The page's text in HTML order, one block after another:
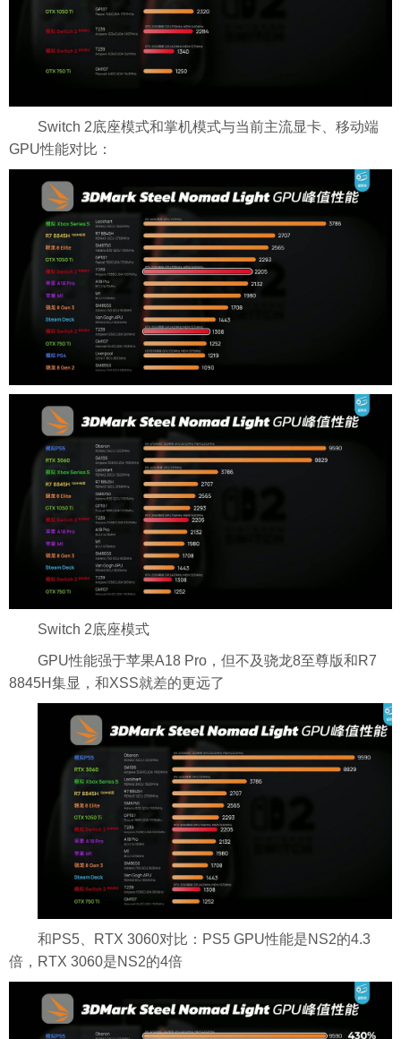
Switch 2底座模式和掌机模式与当前主流显卡、移动端
GPU性能对比：
Switch 2底座模式
GPU性能强于苹果A18 Pro，但不及骁龙8至尊版和R7
8845H集显，和XSS就差的更远了
和PS5、RTX 3060对比：PS5 GPU性能是NS2的4.3
倍，RTX 3060是NS2的4倍